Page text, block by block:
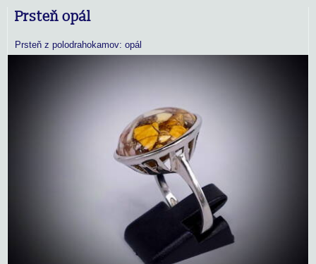
Prsteň opál
Prsteň z polodrahokamov: opál